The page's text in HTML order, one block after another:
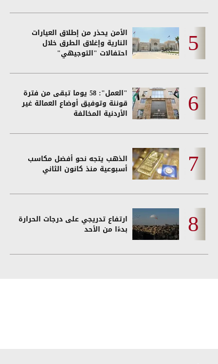
الأمن يحذر من إطلاق العيارات
النارية وإغلاق الطرق خلال
احتفالات "التوجيهي"
"العمل": 58 يوما تبقى من فترة
قوننة وتوفيق أوضاع العمالة غير
الأردنية المخالفة
الذهب يتجه نحو أفضل مكاسب
أسبوعية منذ كانون الثاني
ارتفاع تدريجي على درجات الحرارة
بدءًا من الأحد